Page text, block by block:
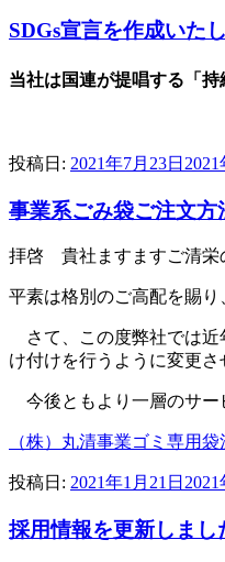
SDGs宣言を作成いた
当社は国連が提唱する「
投稿日: 2021年7月23日 2021
事業系ごみ袋ご注文方
拝啓 貴社ますますご清栄
平素は格別のご高配を賜り
さて、この度弊社では近
け付けを行うように変更さ
今後ともより一層のサー
（株）丸清事業ゴミ専用袋
投稿日: 2021年1月21日 2021
採用情報を更新しまし